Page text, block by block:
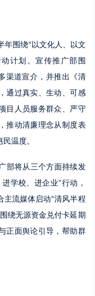
年围绕“ 以文化人、以文
计划。宣传推广部围
渠道宣介，并推出《清
通过真实、生动、可感
目人员服务群众、严守
推动清廉理念从制度表
温度。
部将从三个方面持续发
学校、进企业”行动，
主流媒体启动“清风半程
绕无源资金兑付卡延期
正面舆论引导，帮助群